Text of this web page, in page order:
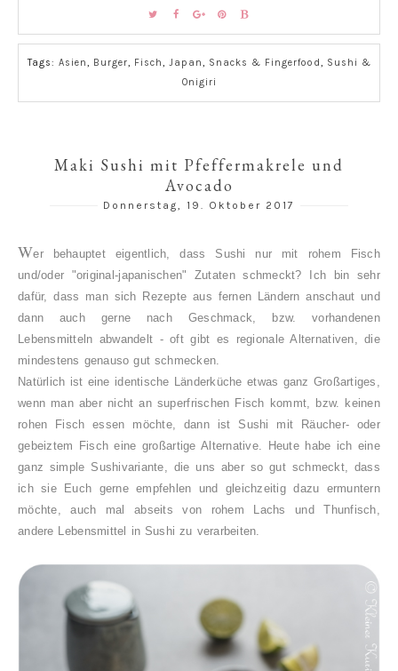
Tags: Asien, Burger, Fisch, Japan, Snacks & Fingerfood, Sushi &
Onigiri
Maki Sushi mit Pfeffermakrele und
Avocado
Donnerstag, 19. Oktober 2017
Wer behauptet eigentlich, dass Sushi nur mit rohem Fisch
und/oder "original-japanischen" Zutaten schmeckt? Ich bin sehr
dafür, dass man sich Rezepte aus fernen Ländern anschaut und
dann auch gerne nach Geschmack, bzw. vorhandenen
Lebensmitteln abwandelt - oft gibt es regionale Alternativen, die
mindestens genauso gut schmecken.
Natürlich ist eine identische Länderküche etwas ganz Großartiges,
wenn man aber nicht an superfrischen Fisch kommt, bzw. keinen
rohen Fisch essen möchte, dann ist Sushi mit Räucher- oder
gebeiztem Fisch eine großartige Alternative. Heute habe ich eine
ganz simple Sushivariante, die uns aber so gut schmeckt, dass
ich sie Euch gerne empfehlen und gleichzeitig dazu ermuntern
möchte, auch mal abseits von rohem Lachs und Thunfisch,
andere Lebensmittel in Sushi zu verarbeiten.